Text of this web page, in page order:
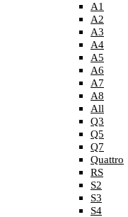
A1
A2
A3
A4
A5
A6
A7
A8
All
Q3
Q5
Q7
Quattro
RS
S2
S3
S4